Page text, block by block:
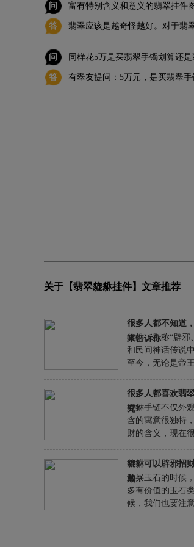
问 富有特别含义和意义的翡翠挂件
答
翡翠应该是越奇怪越好。对于翡
少数天然的矿物在刚刚形成的时
些天然的不经意而成的奇怪的图
许多的附加价值。
问 同样花5万是买翡翠手镯划算还
答
有翠友提问：5万元，是买翡翠
关于【翡翠貔貅挂件】文章推荐
很多人都不知道
来告诉你！
貔貅，别称“辟邪
和民间神话传说
至今，无论是帝
很多人都喜欢翡
究?
貔貅手链不仅外
含的寓意很独特
财的含义，现在
能彰显自己品味
就将告诉大家戴
是对于平时没怎
讲，这番学习受
貔貅可以辟邪招
戴？
购买玉石的时候
多有价值的玉石
候，我们也要注